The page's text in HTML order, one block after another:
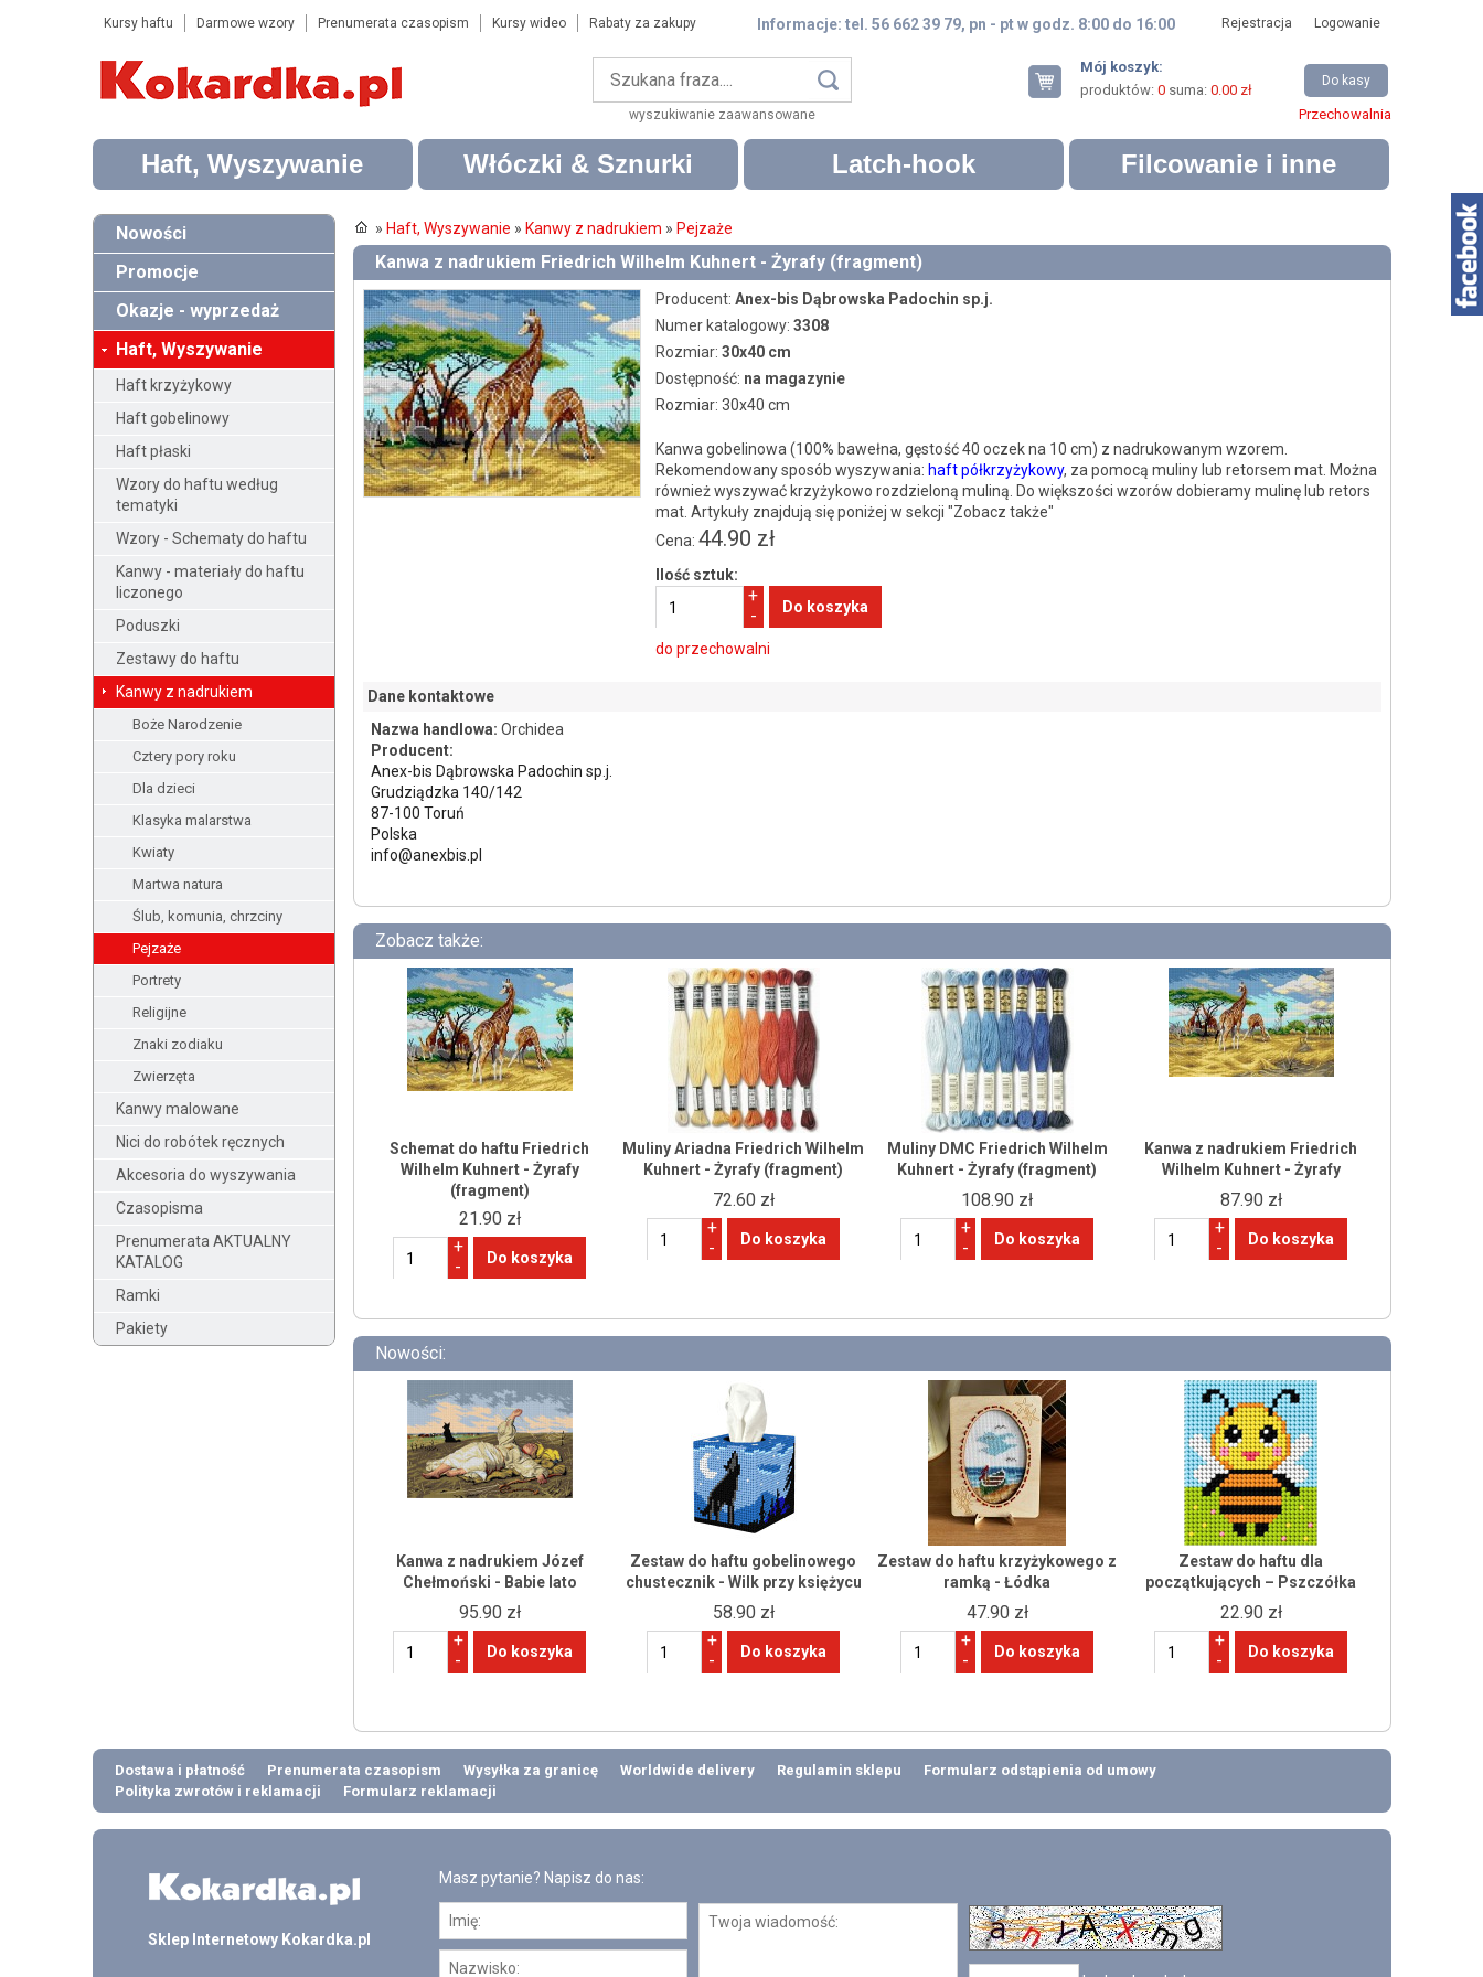
Kursy haftu Darmowe wzory Prenumerata czasopism Kursy wideo Rabaty za zakupy Informacje: tel. 56 662 39 79, pn - pt w godz. 8:00 do 16:00 Rejestracja Logowanie
wyszukiwanie zaawansowane
Mój koszyk:
produktów: 0suma: 0.00 zł
Do kasy
Przechowalnia
Haft, Wyszywanie Włóczki & Sznurki Latch-hook Filcowanie i inne
Nowości
Promocje
Okazje - wyprzedaż
Haft, Wyszywanie
Haft krzyżykowy
Haft gobelinowy
Haft płaski
Wzory do haftu według
tematyki
Wzory - Schematy do haftu
Kanwy - materiały do haftu
liczonego
Poduszki
Zestawy do haftu
Kanwy z nadrukiem
Boże Narodzenie
Cztery pory roku
Dla dzieci
Klasyka malarstwa
Kwiaty
Martwa natura
Ślub, komunia, chrzciny
Pejzaże
Portrety
Religijne
Znaki zodiaku
Zwierzęta
Kanwy malowane
Nici do robótek ręcznych
Akcesoria do wyszywania
Czasopisma
Prenumerata AKTUALNY
KATALOG
Ramki
Pakiety
» Haft, Wyszywanie » Kanwy z nadrukiem » Pejzaże
Kanwa z nadrukiem Friedrich Wilhelm Kuhnert - Żyrafy (fragment)
Producent: Anex-bis Dąbrowska Padochin sp.j.
Numer katalogowy: 3308
Rozmiar: 30x40 cm
Dostępność: na magazynie
Rozmiar: 30x40 cm
Kanwa gobelinowa (100% bawełna, gęstość 40 oczek na 10 cm) z nadrukowanym wzorem.
Rekomendowany sposób wyszywania: haft półkrzyżykowy, za pomocą muliny lub retorsem mat. Można
również wyszywać krzyżykowo rozdzieloną muliną. Do większości wzorów dobieramy mulinę lub retors
mat. Artykuły znajdują się poniżej w sekcji "Zobacz także"
Cena: 44.90 zł
Ilość sztuk:
+
-
do przechowalni
Dane kontaktowe
Nazwa handlowa: Orchidea
Producent:
Anex-bis Dąbrowska Padochin sp.j.
Grudziądzka 140/142
87-100 Toruń
Polska
info@anexbis.pl
Zobacz także:
Schemat do haftu Friedrich
Wilhelm Kuhnert - Żyrafy
(fragment)
21.90 zł
+
-
Muliny Ariadna Friedrich Wilhelm
Kuhnert - Żyrafy (fragment)
72.60 zł
+
-
Muliny DMC Friedrich Wilhelm
Kuhnert - Żyrafy (fragment)
108.90 zł
+
-
Kanwa z nadrukiem Friedrich
Wilhelm Kuhnert - Żyrafy
87.90 zł
+
-
Nowości:
Kanwa z nadrukiem Józef
Chełmoński - Babie lato
95.90 zł
+
-
Zestaw do haftu gobelinowego
chustecznik - Wilk przy księżycu
58.90 zł
+
-
Zestaw do haftu krzyżykowego z
ramką - Łódka
47.90 zł
+
-
Zestaw do haftu dla
początkujących – Pszczółka
22.90 zł
+
-
Dostawa i płatność Prenumerata czasopism Wysyłka za granicę Worldwide delivery Regulamin sklepu
Formularz odstąpienia od umowy
Polityka zwrotów i reklamacji
Formularz reklamacji
Sklep Internetowy Kokardka.pl
Masz pytanie? Napisz do nas: